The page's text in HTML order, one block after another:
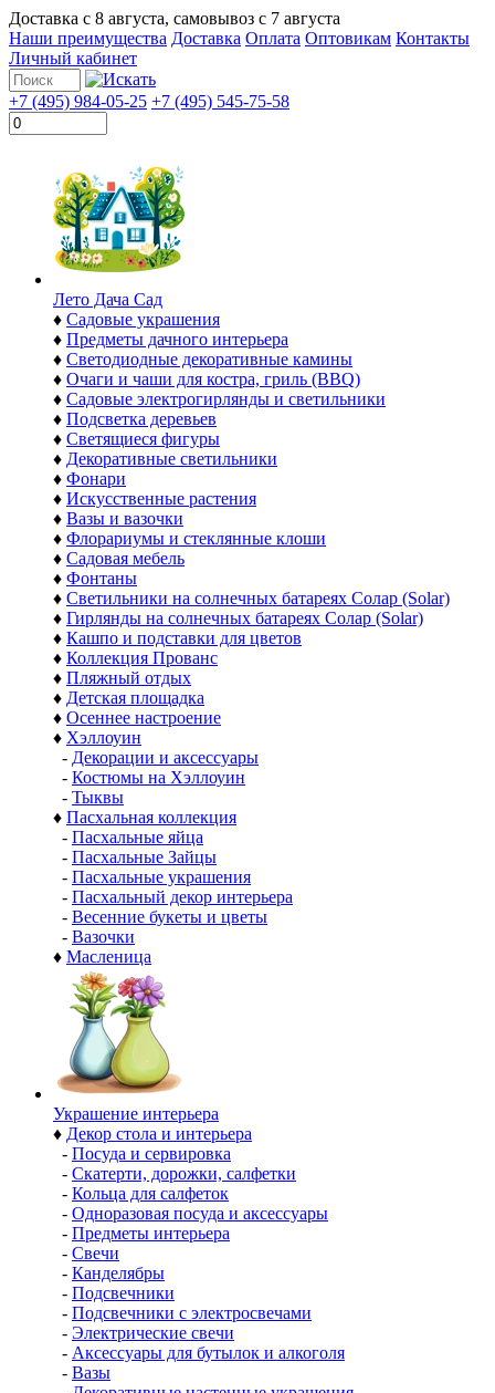
Доставка с 8 августа, самовывоз с 7 августа
Наши преимущества Доставка Оплата Оптовикам Контакты
Личный кабинет
+7 (495) 984-05-25 +7 (495) 545-75-58
Лето Дача Сад
♦ Садовые украшения
♦ Предметы дачного интерьера
♦ Светодиодные декоративные камины
♦ Очаги и чаши для костра, гриль (BBQ)
♦ Садовые электрогирлянды и светильники
♦ Подсветка деревьев
♦ Светящиеся фигуры
♦ Декоративные светильники
♦ Фонари
♦ Искусственные растения
♦ Вазы и вазочки
♦ Флорариумы и стеклянные клоши
♦ Садовая мебель
♦ Фонтаны
♦ Светильники на солнечных батареях Солар (Solar)
♦ Гирлянды на солнечных батареях Солар (Solar)
♦ Кашпо и подставки для цветов
♦ Коллекция Прованс
♦ Пляжный отдых
♦ Детская площадка
♦ Осеннее настроение
♦ Хэллоуин
- Декорации и аксессуары
- Костюмы на Хэллоуин
- Тыквы
♦ Пасхальная коллекция
- Пасхальные яйца
- Пасхальные Зайцы
- Пасхальные украшения
- Пасхальный декор интерьера
- Весенние букеты и цветы
- Вазочки
♦ Масленица
Украшение интерьера
♦ Декор стола и интерьера
- Посуда и сервировка
- Скатерти, дорожки, салфетки
- Кольца для салфеток
- Одноразовая посуда и аксессуары
- Предметы интерьера
- Свечи
- Канделябры
- Подсвечники
- Подсвечники с электросвечами
- Электрические свечи
- Аксессуары для бутылок и алкоголя
- Вазы